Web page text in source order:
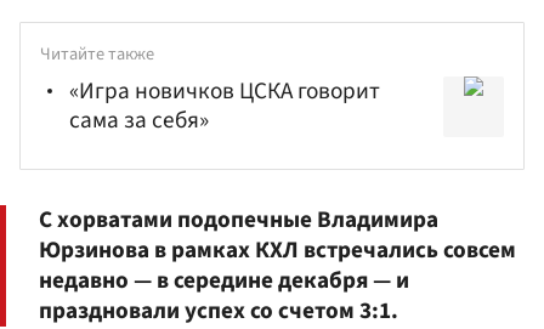
Читайте также
«Игра новичков ЦСКА говорит
сама за себя»
С хорватами подопечныеВладимира
Юрзинова в рамках КХЛ встречались совсем
недавно — в середине декабря — и
праздновали успех со счетом 3:1.